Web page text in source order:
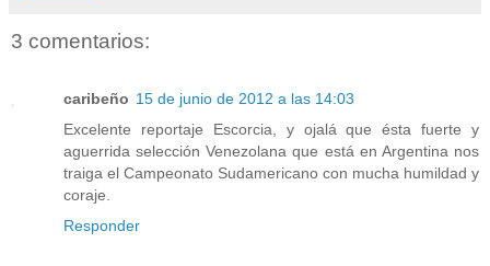
3 comentarios:
caribeño 15 de junio de 2012 a las 14:03
Excelente reportaje Escorcia, y ojalá que ésta fuerte y
aguerrida selección Venezolana que está en Argentina nos
traiga el Campeonato Sudamericano con mucha humildad y
coraje.
Responder